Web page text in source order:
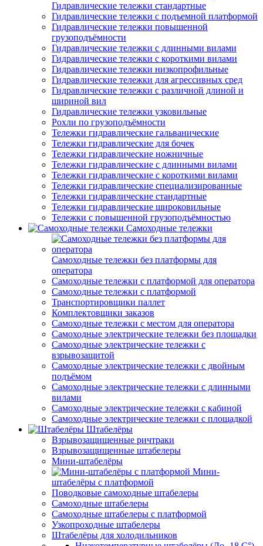
Гидравлические тележки стандартные
Гидравлические тележки с подъемной платформой
Гидравлические тележки повышенной
грузоподъёмности
Гидравлические тележки с длинными вилами
Гидравлические тележки с короткими вилами
Гидравлические тележки низкопрофильные
Гидравлические тележки для агрессивных сред
Гидравлические тележки с различной длиной и
шириной вил
Гидравлические тележки узковильные
Рохли по грузоподъёмности
Тележки гидравлические гальванические
Тележки гидравлические для бочек
Тележки гидравлические ножничные
Тележки гидравлические с длинными вилами
Тележки гидравлические с короткими вилами
Тележки гидравлические специализированные
Тележки гидравлические стандартные
Тележки гидравлические широковильные
Тележки с повышенной грузоподъёмностью
Самоходные тележки
Самоходные тележки без платформы для
оператора
Самоходные тележки с платформой для оператора
Самоходные тележки с платформой
Транспортировщики паллет
Комплектовщики заказов
Самоходные тележки с местом для оператора
Самоходные электрические тележки без площадки
Самоходные электрические тележки с
взрывозащитой
Самоходные электрические тележки с двойным
подъёмом
Самоходные электрические тележки с длинными
вилами
Самоходные электрические тележки с кабиной
Самоходные электрические тележки с площадкой
Штабелёры
Взрывозащищенные ричтраки
Взрывозащищенные штабелеры
Мини-штабелёры
Мини-
штабелёры с платформой
Поводковые самоходные штабелеры
Самоходные штабелеры
Самоходные штабелеры с платформой
Узкопроходные штабелеры
Штабелёры для холодильников